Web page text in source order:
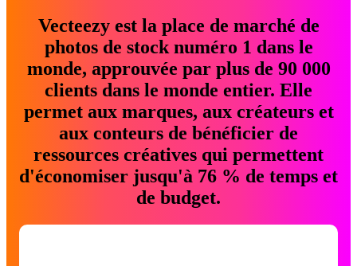
Vecteezy est la place de marché de
photos de stock numéro 1 dans le
monde, approuvée par plus de 90 000
clients dans le monde entier. Elle
permet aux marques, aux créateurs et
aux conteurs de bénéficier de
ressources créatives qui permettent
d'économiser jusqu'à 76 % de temps et
de budget.